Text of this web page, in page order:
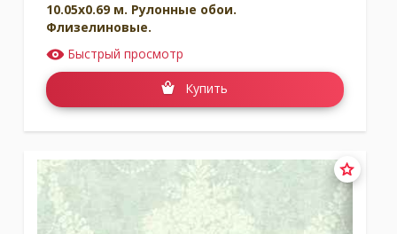
10.05x0.69 м. Рулонные обои.
Флизелиновые.
Быстрый просмотр
Купить